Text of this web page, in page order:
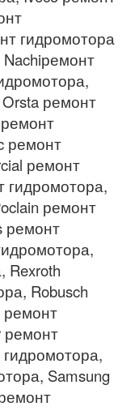
гидромотора
ремонт
ремонт
ремонт
гидромотора,
ремонт
ремонт
Rexroth
Robusch
ремонт
ремонт
Samsung